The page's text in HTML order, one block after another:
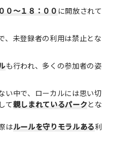
０～１８：００ に開放されて
、未登録者の利用は禁止とな
も行われ、多くの参加者の姿
い中で、ローカルには思い切
て親しまれているパークとな
はルールを守りモラルある利